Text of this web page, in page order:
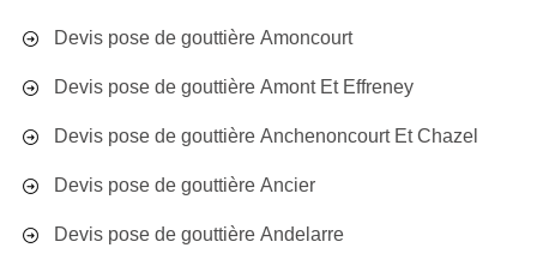
Devis pose de gouttière Amoncourt
Devis pose de gouttière Amont Et Effreney
Devis pose de gouttière Anchenoncourt Et Chazel
Devis pose de gouttière Ancier
Devis pose de gouttière Andelarre